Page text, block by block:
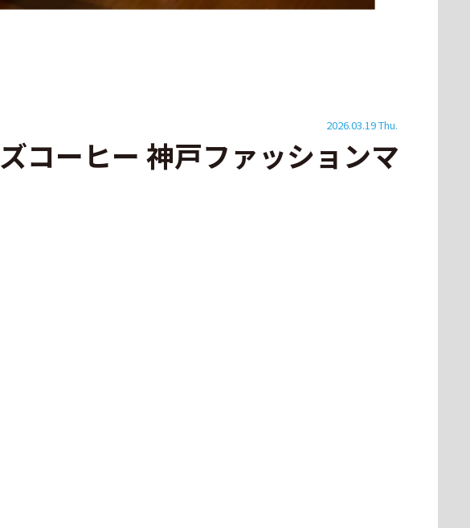
2026.03.19 Thu.
コーヒー 神戸ファッションマ